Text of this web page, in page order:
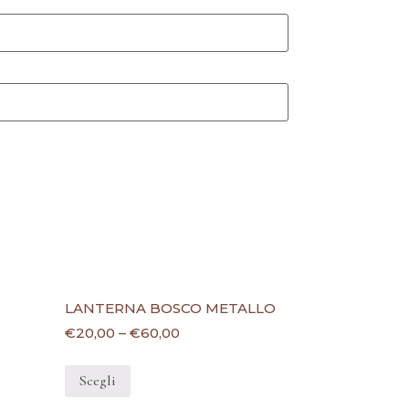
LANTERNA BOSCO METALLO
€20,00 – €60,00
Scegli